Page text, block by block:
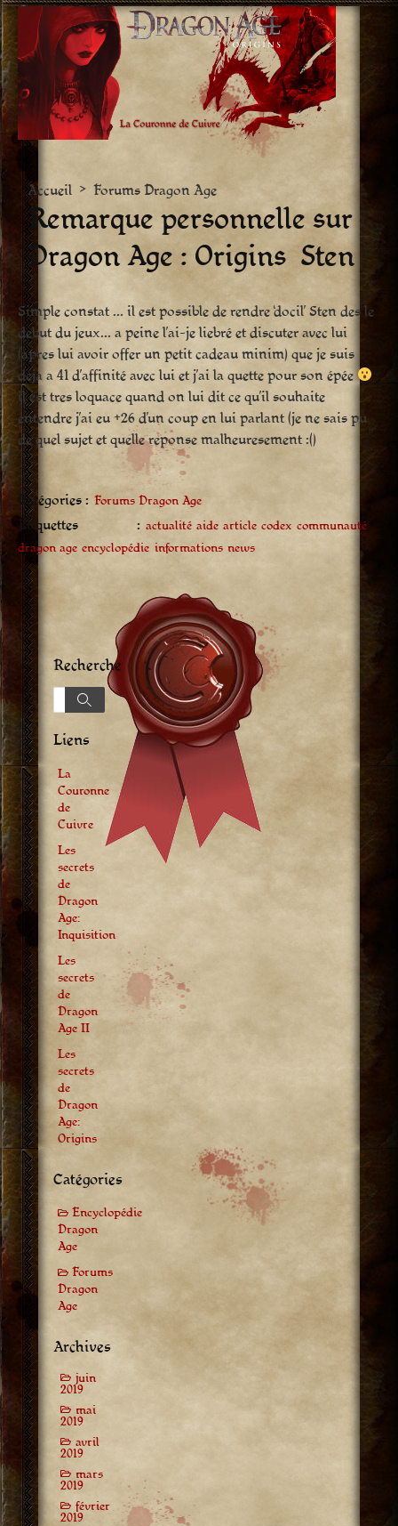
Aller
vers
le
contenu
Accueil > Forums Dragon Age
Remarque personnelle sur
Dragon Age : Origins  Sten
Simple constat … il est possible de rendre ‘docil’ Sten des le
debut du jeux… a peine l’ai-je liebré et discuter avec lui
(apres lui avoir offer un petit cadeau minim) que je suis
deja a 41 d’affinité avec lui et j’ai la quette pour son épée
il est tres loquace quand on lui dit ce qu’il souhaite
entendre j’ai eu +26 d’un coup en lui parlant (je ne sais pu
de quel sujet et quelle reponse malheuresement :()
Catégories : Forums Dragon Age
Étiquettes : actualité aide article codex communauté
dragon age encyclopédie informations news
Recherche
Recherche
Recherche
Liens
La
Couronne
de
Cuivre
Les
secrets
de
Dragon
Age:
Inquisition
Les
secrets
de
Dragon
Age II
Les
secrets
de
Dragon
Age:
Origins
Catégories
Encyclopédie
Dragon
Age
Forums
Dragon
Age
Archives
juin
2019
mai
2019
avril
2019
mars
2019
février
2019